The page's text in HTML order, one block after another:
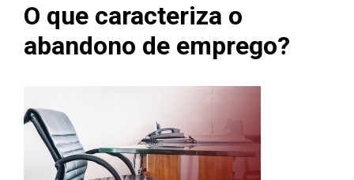
O que caracteriza o
abandono de emprego?